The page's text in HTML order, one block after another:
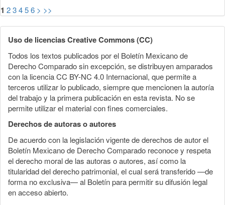
1 23456 > >>
Uso de licencias Creative Commons (CC)
Todos los textos publicados por el Boletín Mexicano de
Derecho Comparado sin excepción, se distribuyen amparados
con la licencia CC BY-NC 4.0 Internacional, que permite a
terceros utilizar lo publicado, siempre que mencionen la autoría
del trabajo y la primera publicación en esta revista. No se
permite utilizar el material con fines comerciales.
Derechos de autoras o autores
De acuerdo con la legislación vigente de derechos de autor el
Boletín Mexicano de Derecho Comparado reconoce y respeta
el derecho moral de las autoras o autores, así como la
titularidad del derecho patrimonial, el cual será transferido —de
forma no exclusiva— al Boletín para permitir su difusión legal
en acceso abierto.